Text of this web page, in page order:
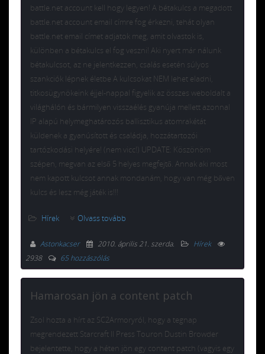
battle.net account kell hogy legyen! A bétakulcs a megadott
battle.net account email címre fog érkezni, tehát olyan
battle.net email címet adjatok meg, amit olvastok is,
különben a bétakulcs el fog veszni! Aki nyert már nálunk
bétakulcsot, az ne jelentkezzen, csalás esetén súlyos
szankciók lépnek életbe A kulcsokat NEM lehet eladni,
titkosügynökeink éjjel-nappal figyelik az összes weboldalt a
világhálón és bármilyen visszaélés gyanúja mellett azonnal
IP alapú helymeghatározós ballisztikus atomrakétát
küldenek a gyanúsított és családja, hozzátartozói
tartózkodási helyére! (nem vicc!) UPDATE: Köszönöm
szépen, megvan az első 5 helyes megfejtő. Annak aki most
nem kapott kulcsot annak mondanám, hogy van még bőven
kulcs és lesz még játék is!!!
Hírek Olvass tovább
Astonkacser 2010. április 21. szerda.
Hírek
2938
65 hozzászólás
Hamarosan jön a content patch
Zsol hozta a hírt az SC2Armoryról, hogy a tegnap
megrendezett Starcraft II Press Touron Dustin Browder
bejelentette, hogy a héten jön egy content patch (vagyis egy